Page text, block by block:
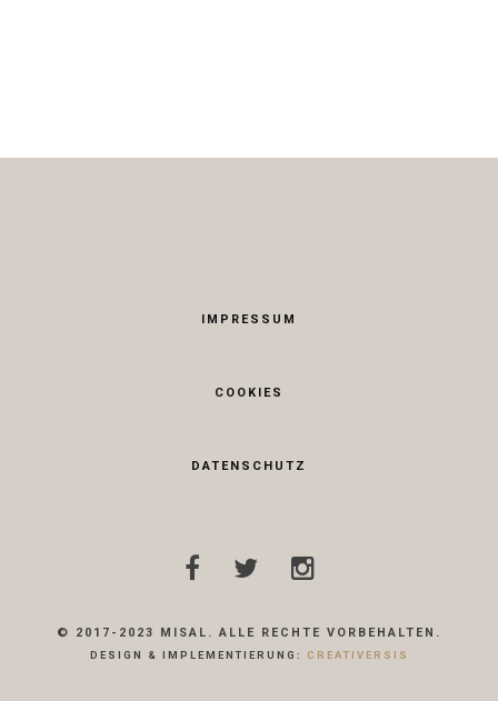
IMPRESSUM
COOKIES
DATENSCHUTZ
© 2017-2023 MISAL. ALLE RECHTE VORBEHALTEN.
DESIGN & IMPLEMENTIERUNG: CREATIVERSIS